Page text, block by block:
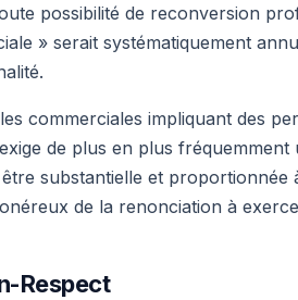
possibilité de reconversion
» serait systématiquement
commerciales impliquant des
de plus en plus
substantielle et proportionnée
de la renonciation à
Respect